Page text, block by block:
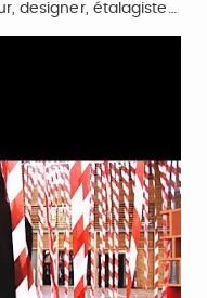
designer, étalagiste…